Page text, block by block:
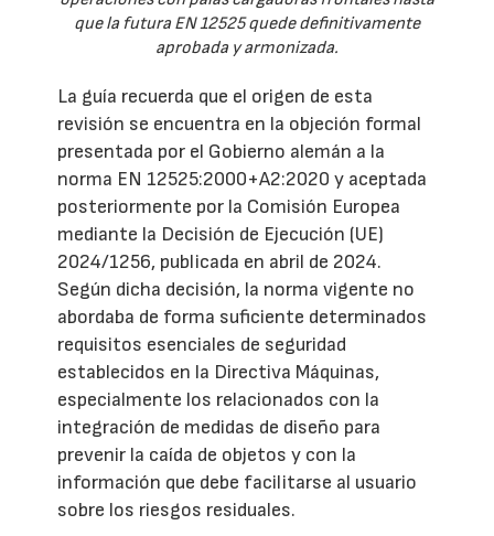
que la futura EN 12525 quede definitivamente
aprobada y armonizada.
La guía recuerda que el origen de esta
revisión se encuentra en la objeción formal
presentada por el Gobierno alemán a la
norma EN 12525:2000+A2:2020 y aceptada
posteriormente por la Comisión Europea
mediante la Decisión de Ejecución (UE)
2024/1256, publicada en abril de 2024.
Según dicha decisión, la norma vigente no
abordaba de forma suficiente determinados
requisitos esenciales de seguridad
establecidos en la Directiva Máquinas,
especialmente los relacionados con la
integración de medidas de diseño para
prevenir la caída de objetos y con la
información que debe facilitarse al usuario
sobre los riesgos residuales.